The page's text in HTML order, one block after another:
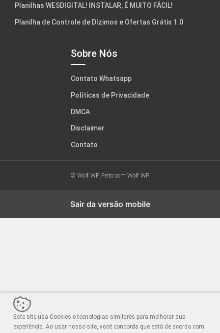
Planilhas WESDIGITAL! INSTALAR, É MUITO FÁCIL!
Planilha de Controle de Dízimos e Ofertas Grátis 1.0
Sobre Nós
Contato Whatsapp
Políticas de Privacidade
DMCA
Disclaimer
Contato
© Wolf WP. Feito com Wolf WP.
Este site usa Cookies e tecnologias similares para melhorar sua
experiência. Ao usar nosso site, você concorda que está de acordo com
Sair da versão mobile